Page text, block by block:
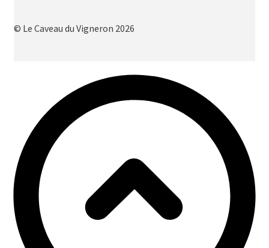
© Le Caveau du Vigneron 2026